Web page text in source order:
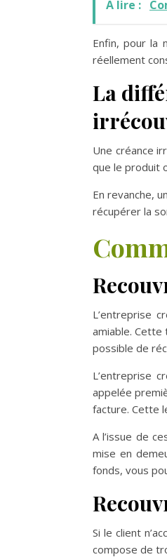
A lire :
Enfin, pour la
réellement
La
Une créance
que le produit
En revanche,
récupérer la
L’entreprise
amiable. Cette
possible de
L’entreprise
appelée
facture. Cette
A l’issue de
mise en
fonds, vous
Si le client
compose de